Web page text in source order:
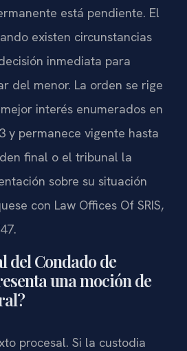
está pendiente. El
existen circunstancias
inmediata para
del menor. La orden se rige
interés enumerados en
y permanece vigente hasta
final o el tribunal la
sobre su situación
con Law Offices Of SRIS,
del Condado de
una moción de
procesal. Si la custodia